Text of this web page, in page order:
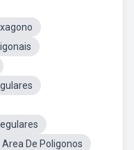
Area De Poligonos